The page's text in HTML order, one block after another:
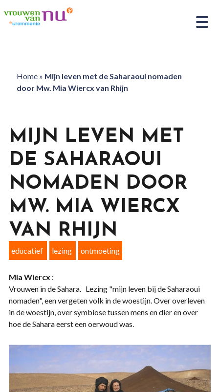
Home» Mijn leven met de Saharaoui nomaden
door Mw. Mia Wiercx van Rhijn
MIJN LEVEN MET
DE SAHARAOUI
NOMADEN DOOR
MW. MIA WIERCX
VAN RHIJN
educatief lezing ontmoeting
Mia Wiercx :
Vrouwen in de Sahara. Lezing "mijn leven bij de Saharaoui
nomaden", een vergeten volk in de woestijn. Over overleven
in de woestijn, over symbiose tussen mens en dier en over
hoe de Sahara eerst een oerwoud was.